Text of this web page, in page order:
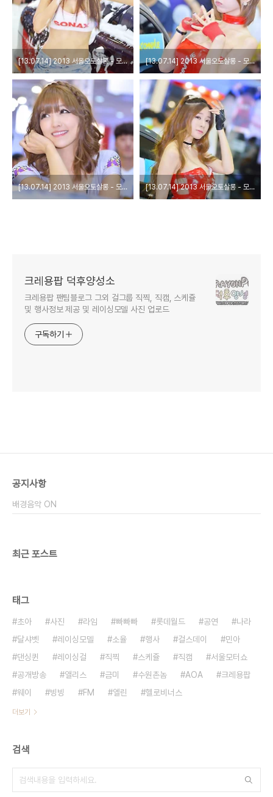
[13.07.14] 2013 서올오토살롱 - 모델 이다희 [13.07.14] 2013 서울오토살롱 - 모델 허윤미
[13.07.14] 2013 서울오토살롱 - 모델 이은혜 [13.07.14] 2013 서울오토살롱 - 모델 한지은
크레용팝 덕후양성소
크레용팝 팬팀블로그 그외 걸그룹 직찍, 직캠, 스케쥴
및 행사정보 제공 및 레이싱모델 사진 업로드
구독하기
공지사항
배경음악 ON
최근 포스트
태그
초아 사진 라임 빠빠빠 롯데월드 공연
나라
달샤벳
레이싱모델 소율 행사 걸스데이
민아
댄싱퀸
레이싱걸 직찍 스케쥴 직캠
서울모터쇼
공개방송
앨리스 금미 수원촌놈 AOA
크레용팝
웨이
빙빙 FM 엘린 헬로비너스
더보기
검색